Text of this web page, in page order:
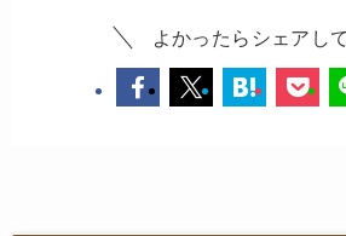
よかったらシェアし